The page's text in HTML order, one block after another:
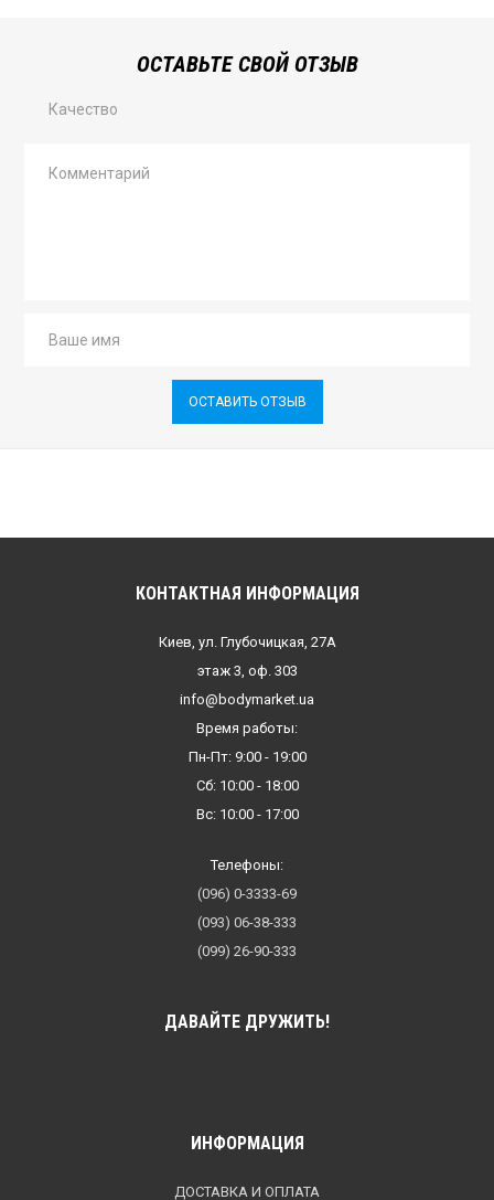
ОСТАВЬТЕ СВОЙ ОТЗЫВ
Качество
ОСТАВИТЬ ОТЗЫВ
КОНТАКТНАЯ ИНФОРМАЦИЯ
Киев, ул. Глубочицкая, 27А
этаж 3, оф. 303
info@bodymarket.ua
Время работы:
Пн-Пт: 9:00 - 19:00
Сб: 10:00 - 18:00
Вс: 10:00 - 17:00
Телефоны:
(096) 0-3333-69
(093) 06-38-333
(099) 26-90-333
ДАВАЙТЕ ДРУЖИТЬ!
ИНФОРМАЦИЯ
ДОСТАВКА И ОПЛАТА